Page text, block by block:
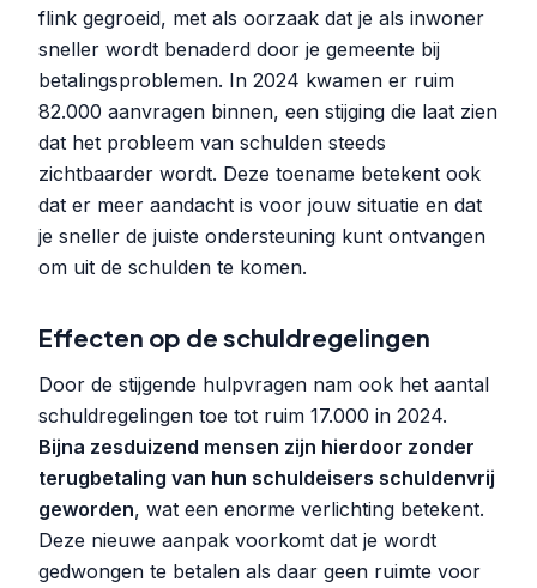
flink gegroeid, met als oorzaak dat je als inwoner
sneller wordt benaderd door je gemeente bij
betalingsproblemen. In 2024 kwamen er ruim
82.000 aanvragen binnen, een stijging die laat zien
dat het probleem van schulden steeds
zichtbaarder wordt. Deze toename betekent ook
dat er meer aandacht is voor jouw situatie en dat
je sneller de juiste ondersteuning kunt ontvangen
om uit de schulden te komen.
Effecten op de schuldregelingen
Door de stijgende hulpvragen nam ook het aantal
schuldregelingen toe tot ruim 17.000 in 2024.
Bijna zesduizend mensen zijn hierdoor zonder
terugbetaling van hun schuldeisers schuldenvrij
geworden, wat een enorme verlichting betekent.
Deze nieuwe aanpak voorkomt dat je wordt
gedwongen te betalen als daar geen ruimte voor